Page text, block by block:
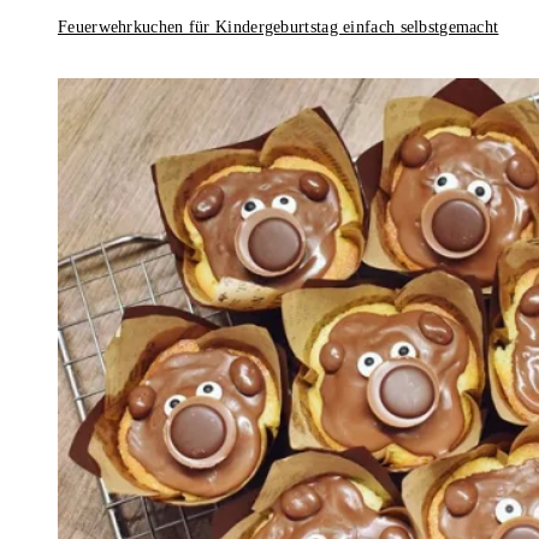
Feuerwehrkuchen für Kindergeburtstag einfach selbstgemacht